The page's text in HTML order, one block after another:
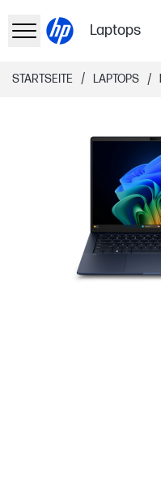
Laptops
STARTSEITE / LAPTOPS /